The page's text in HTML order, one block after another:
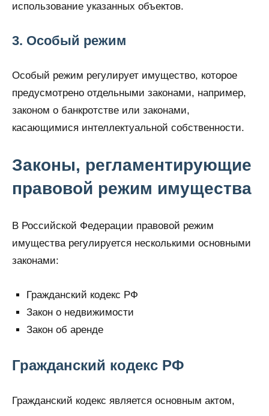
использование указанных объектов.
3. Особый режим
Особый режим регулирует имущество, которое
предусмотрено отдельными законами, например,
законом о банкротстве или законами,
касающимися интеллектуальной собственности.
Законы, регламентирующие
правовой режим имущества
В Российской Федерации правовой режим
имущества регулируется несколькими основными
законами:
Гражданский кодекс РФ
Закон о недвижимости
Закон об аренде
Гражданский кодекс РФ
Гражданский кодекс является основным актом,